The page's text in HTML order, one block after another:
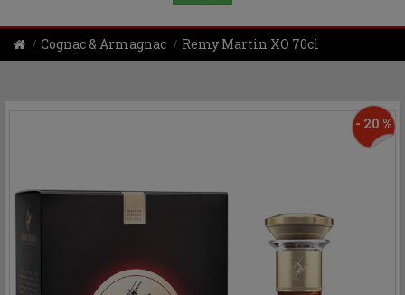
Cognac & Armagnac Remy Martin XO 70cl
- 20 %